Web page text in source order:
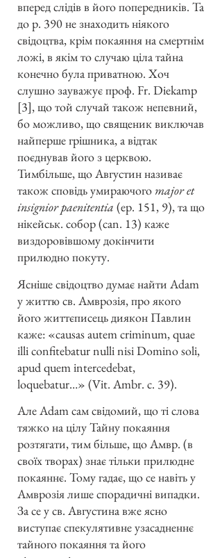
вперед слідів в його попередників. Та
до р. 390 не знаходить ніякого
свідоцтва, крім покаяння на смертнім
ложі, в якім то случаю ціла тайна
конечно була приватною. Хоч
слушно зауважує проф. Fr. Diekamp
[3], що той случай також непевний,
бо можливо, що священик виключав
найперше грішника, а відтак
поєднував його з церквою.
Тимбільше, що Августин називає
також сповідь умираючого major et
insignior paenitentia (ep. 151, 9), та що
нікейськ. собор (can. 13) каже
виздоровівшому докінчити
прилюдно покуту.
Ясніше свідоцтво думає найти Adam
у життю св. Амврозія, про якого
його життєписець диякон Павлин
каже: «causas autem criminum, quae
illi confitebatur nulli nisi Domino soli,
apud quem intercedebat,
loquebatur…» (Vit. Ambr. c. 39).
Але Adam сам свідомий, що ті слова
тяжко на цілу Тайну покаяння
розтягати, тим більше, що Амвр. (в
своїх творах) знає тільки прилюдне
покаяннє. Тому гадає, що се навіть у
Амврозія лише спорадичні випадки.
За се у св. Августина вже ясно
виступає спекулятивне узасадненнє
тайного покаяння та його